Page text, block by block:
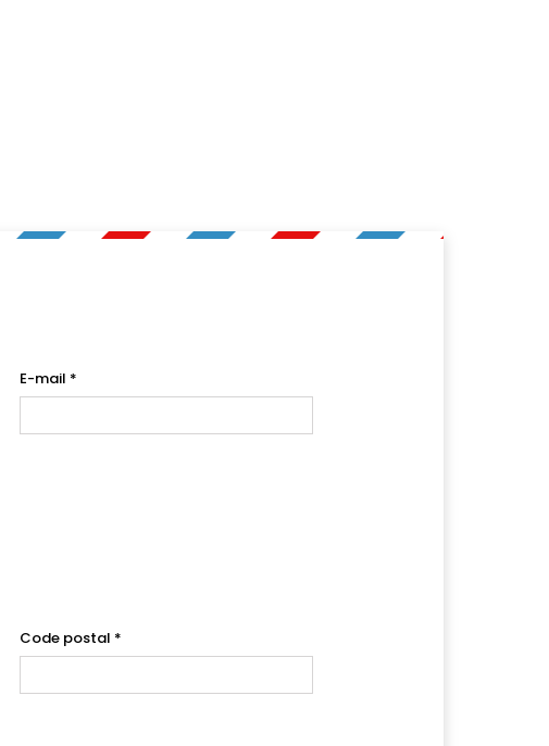
E-mail *
Code postal *